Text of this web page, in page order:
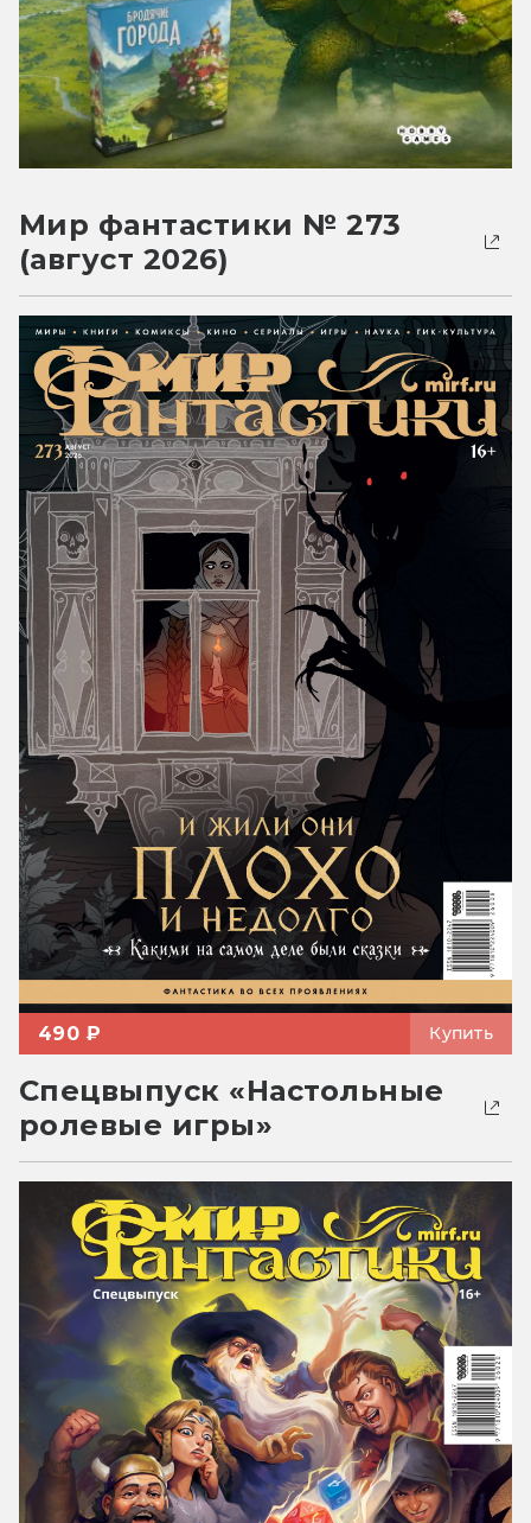
Мир фантастики № 273
(август 2026)
490 ₽ Купить
Спецвыпуск «Настольные
ролевые игры»